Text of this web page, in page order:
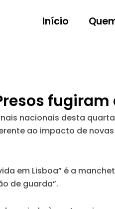
Início
nacionais desta
ao impacto de
em Lisboa” é a
de guarda”.